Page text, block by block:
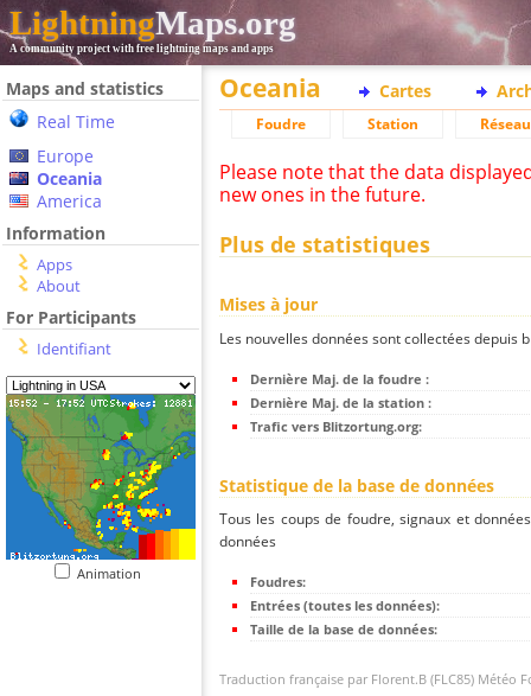
LightningMaps.org
A community project with free lightning maps and apps
Maps and statistics
Real Time
Europe
Oceania
America
Information
Apps
About
For Participants
Identifiant
Animation
Oceania Cartes
Foudre Station Réseau
Please note that the data
new ones in the future.
Plus de statistiques
Mises à jour
Les nouvelles données sont collectées
Dernière Maj. de la foudre :
Dernière Maj. de la station :
Trafic vers Blitzortung.org:
Statistique de la base de données
Tous les coups de foudre, signaux et
données
Foudres:
Entrées (toutes les données):
Taille de la base de données:
Traduction française par Florent.B (FLC85) Météo